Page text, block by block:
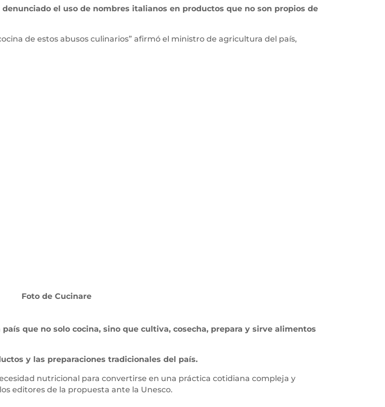
denunciado el uso de nombres italianos en productos que no son propios de
de estos abusos culinarios” afirmó el ministro de agricultura del país,
Foto de Cucinare
país que no solo cocina, sino que cultiva, cosecha, prepara y sirve alimentos
y las preparaciones tradicionales del país.
nutricional para convertirse en una práctica cotidiana compleja y
editores de la propuesta ante la Unesco.